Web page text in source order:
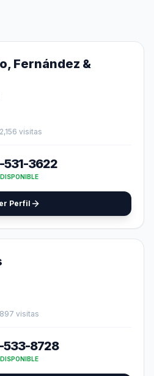
Fernández &
2,156 visitas
531-3622
DISPONIBLE
Perfil
897 visitas
533-8728
DISPONIBLE